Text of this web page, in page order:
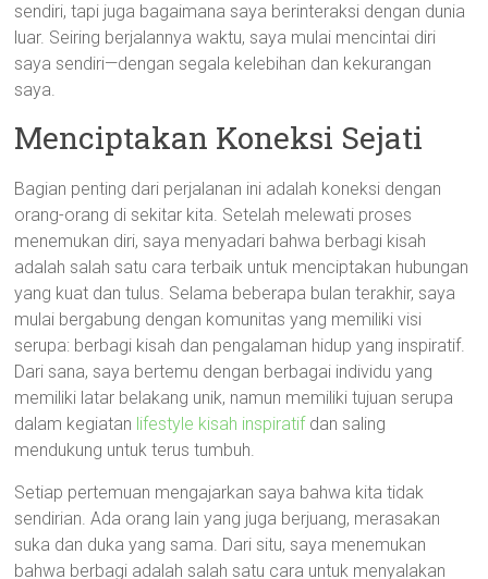
sendiri, tapi juga bagaimana saya berinteraksi dengan dunia
luar. Seiring berjalannya waktu, saya mulai mencintai diri
saya sendiri—dengan segala kelebihan dan kekurangan
saya.
Menciptakan Koneksi Sejati
Bagian penting dari perjalanan ini adalah koneksi dengan
orang-orang di sekitar kita. Setelah melewati proses
menemukan diri, saya menyadari bahwa berbagi kisah
adalah salah satu cara terbaik untuk menciptakan hubungan
yang kuat dan tulus. Selama beberapa bulan terakhir, saya
mulai bergabung dengan komunitas yang memiliki visi
serupa: berbagi kisah dan pengalaman hidup yang inspiratif.
Dari sana, saya bertemu dengan berbagai individu yang
memiliki latar belakang unik, namun memiliki tujuan serupa
dalam kegiatan lifestyle kisah inspiratifdan saling
mendukung untuk terus tumbuh.
Setiap pertemuan mengajarkan saya bahwa kita tidak
sendirian. Ada orang lain yang juga berjuang, merasakan
suka dan duka yang sama. Dari situ, saya menemukan
bahwa berbagi adalah salah satu cara untuk menyalakan